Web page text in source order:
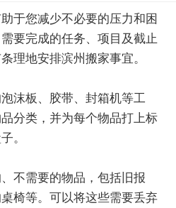
于您减少不必要的压力和困
要完成的任务、项目及截止
理地安排滨州搬家事宜。
沫板、胶带、封箱机等工
分类，并为每个物品打上标
。
不需要的物品，包括旧报
椅等。可以将这些需要丢弃